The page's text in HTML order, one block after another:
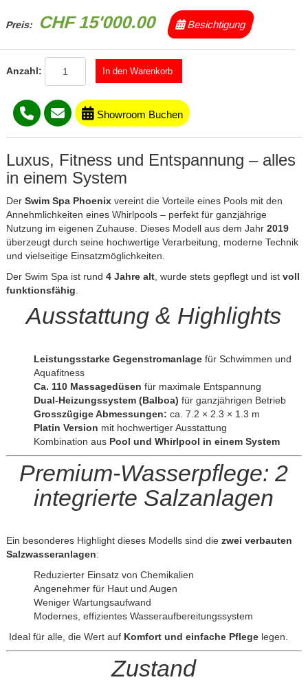
Preis: CHF 15'000.00 Besichtigung
Anzahl:
Showroom Buchen
Luxus, Fitness und Entspannung – alles
in einem System
Der Swim Spa Phoenixvereint die Vorteile eines Pools mit den
Annehmlichkeiten eines Whirlpools – perfekt für ganzjährige
Nutzung im eigenen Zuhause. Dieses Modell aus dem Jahr 2019
überzeugt durch seine hochwertige Verarbeitung, moderne Technik
und vielseitige Einsatzmöglichkeiten.
Der Swim Spa ist rund 4 Jahre alt, wurde stets gepflegt und ist voll
funktionsfähig
Ausstattung & Highlights
Leistungsstarke Gegenstromanlagefür Schwimmen und
Aquafitness
Ca. 110 Massagedüsen für maximale Entspannung
Dual-Heizungssystem (Balboa) für ganzjährigen Betrieb
Grosszügige Abmessungen: ca. 7.2 × 2.3 × 1.3 m
Platin Version mit hochwertiger Ausstattung
Kombination aus Pool und Whirlpool in einem System
Premium-Wasserpflege: 2
integrierte Salzanlagen
Ein besonderes Highlight dieses Modells sind die zwei verbauten
Salzwasseranlagen:
Reduzierter Einsatz von Chemikalien
Angenehmer für Haut und Augen
Weniger Wartungsaufwand
Modernes, effizientes Wasseraufbereitungssystem
Ideal für alle, die Wert auf Komfort und einfache Pflegelegen.
Zustand